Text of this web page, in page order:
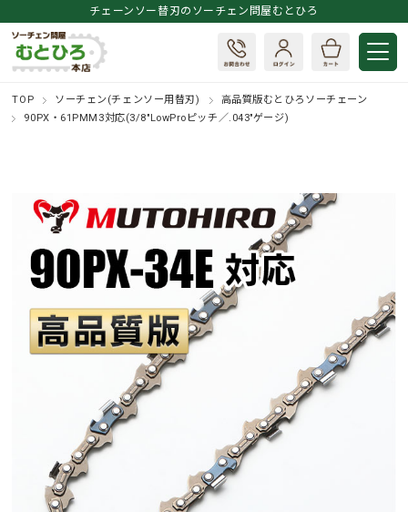
チェーンソー替刃のソーチェン問屋むとひろ
TOP ソーチェン(チェンソー用替刃)
高品質版むとひろソーチェーン
90PX・61PMM3対応(3/8"LowProピッチ／.043"ゲージ)